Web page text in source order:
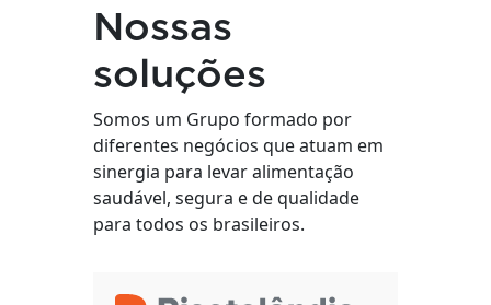
Nossas
soluções
Somos um Grupo formado por
diferentes negócios que atuam em
sinergia para levar alimentação
saudável, segura e de qualidade
para todos os brasileiros.